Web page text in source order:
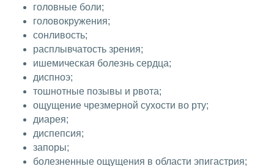
головные боли;
головокружения;
сонливость;
расплывчатость зрения;
ишемическая болезнь сердца;
диспноэ;
тошнотные позывы и рвота;
ощущение чрезмерной сухости во рту;
диарея;
диспепсия;
запоры;
болезненные ощущения в области эпигастрия;